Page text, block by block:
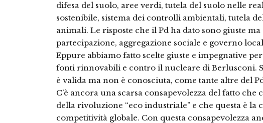
difesa del suolo, aree verdi, tutela del suolo nelle
sostenibile, sistema dei controlli ambientali, tutela
animali. Le risposte che il Pd ha dato sono giuste
partecipazione, aggregazione sociale e governo
Eppure abbiamo fatto scelte giuste e impegnative
fonti rinnovabili e contro il nucleare di Berlusconi.
è valida ma non è conosciuta, come tante altre del
C’è ancora una scarsa consapevolezza del fatto che
della rivoluzione “eco industriale” e che questa è la
competitività globale. Con questa consapevolezza